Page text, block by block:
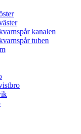
kanalen
tuben